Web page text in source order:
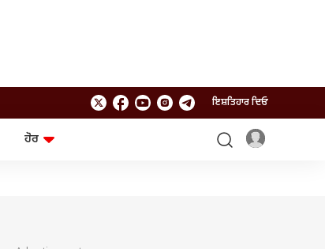
ਇਸ਼ਤਿਹਾਰ ਦਿਓ
ਹੋਰ